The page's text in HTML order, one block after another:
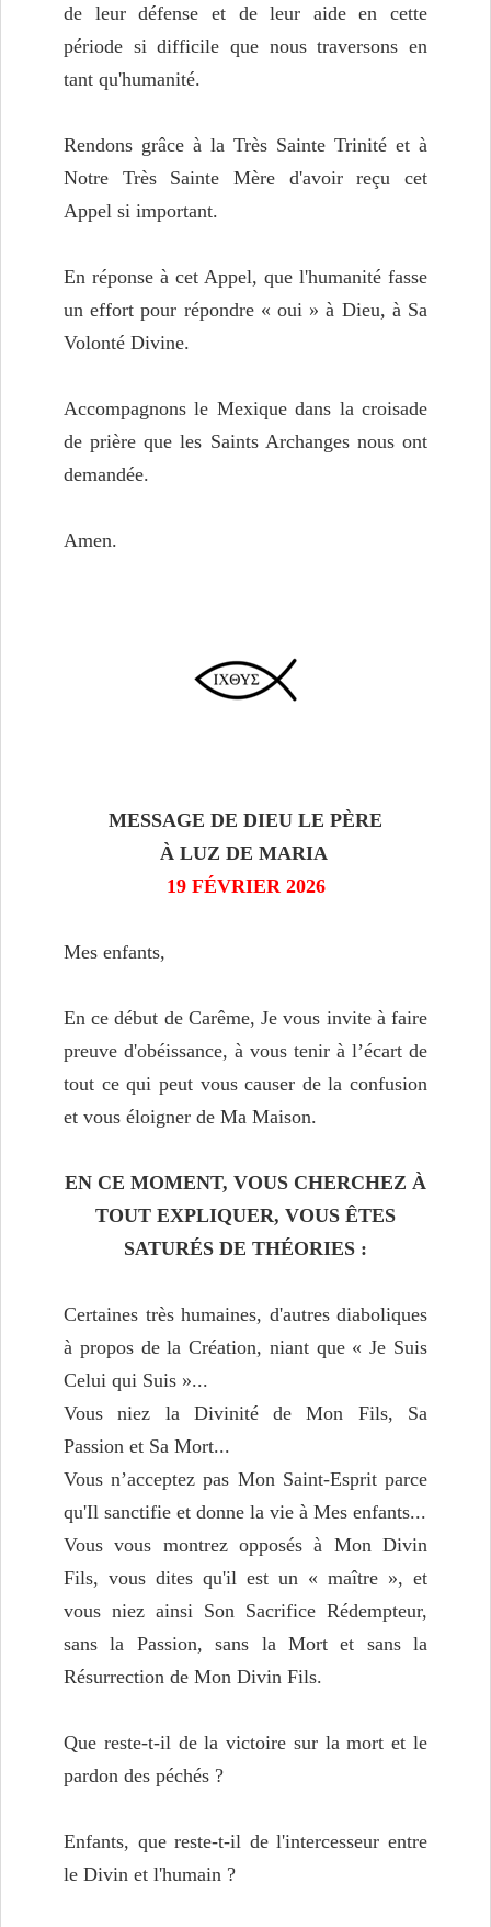
de leur défense et de leur aide en cette
période si difficile que nous traversons en
tant qu'humanité.
Rendons grâce à la Très Sainte Trinité et à
Notre Très Sainte Mère d'avoir reçu cet
Appel si important.
En réponse à cet Appel, que l'humanité fasse
un effort pour répondre « oui » à Dieu, à Sa
Volonté Divine.
Accompagnons le Mexique dans la croisade
de prière que les Saints Archanges nous ont
demandée.
Amen.
MESSAGE DE DIEU LE PÈRE
À LUZ DE MARIA
19 FÉVRIER 2026
Mes enfants,
En ce début de Carême, Je vous invite à faire
preuve d'obéissance, à vous tenir à l’écart de
tout ce qui peut vous causer de la confusion
et vous éloigner de Ma Maison.
EN CE MOMENT, VOUS CHERCHEZ À
TOUT EXPLIQUER, VOUS ÊTES
SATURÉS DE THÉORIES :
Certaines très humaines, d'autres diaboliques
à propos de la Création, niant que « Je Suis
Celui qui Suis »...
Vous niez la Divinité de Mon Fils, Sa
Passion et Sa Mort...
Vous n’acceptez pas Mon Saint-Esprit parce
qu'Il sanctifie et donne la vie à Mes enfants...
Vous vous montrez opposés à Mon Divin
Fils, vous dites qu'il est un « maître », et
vous niez ainsi Son Sacrifice Rédempteur,
sans la Passion, sans la Mort et sans la
Résurrection de Mon Divin Fils.
Que reste-t-il de la victoire sur la mort et le
pardon des péchés ?
Enfants, que reste-t-il de l'intercesseur entre
le Divin et l'humain ?